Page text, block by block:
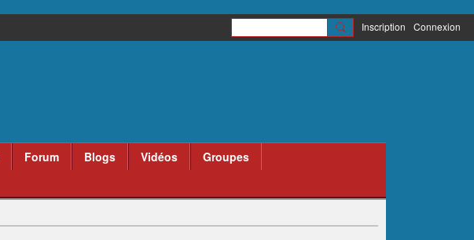
Inscription Connexion
Forum Blogs Vidéos
Groupes